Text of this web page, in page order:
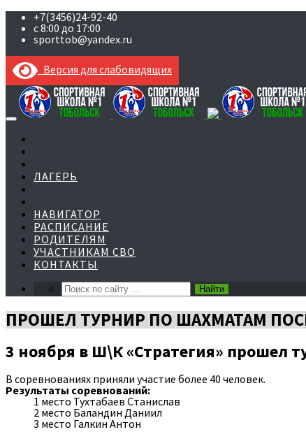
+7(3456)24-92-40
с 8:00 до 17:00
sporttob@yandex.ru
Версия для слабовидящих
Skip
content
ЛАГЕРЬ
НАВИГАТОР
РАСПИСАНИЕ
РОДИТЕЛЯМ
УЧАСТНИКАМ СВО
КОНТАКТЫ
ПРОШЕЛ ТУРНИР ПО ШАХМАТАМ
3 ноября в Ш\К «Стратегия» прошел
В соревнованиях приняли участие более 40 человек.
Результаты соревнований:
1 место Тухтабаев Станислав
2 место Баландин Даниил
3 место Галкин Антон